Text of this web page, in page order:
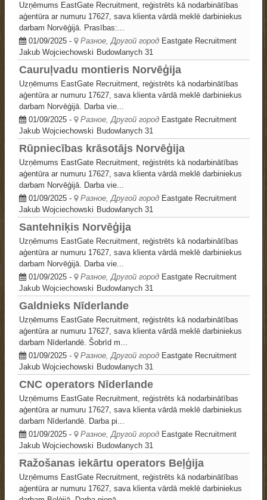
Uzņēmums EastGate Recruitment, reģistrēts kā nodarbinātības
aģentūra ar numuru 17627, sava klienta vārdā meklē darbiniekus
darbam Norvēģijā. Prasības:...
01/09/2025- Разное, Другой город Eastgate Recruitment
Jakub Wojciechowski Budowlanych 31
Cauruļvadu montieris Norvēģija
Uzņēmums EastGate Recruitment, reģistrēts kā nodarbinātības
aģentūra ar numuru 17627, sava klienta vārdā meklē darbiniekus
darbam Norvēģijā. Darba vie...
01/09/2025- Разное, Другой город Eastgate Recruitment
Jakub Wojciechowski Budowlanych 31
Rūpniecības krāsotājs Norvēģija
Uzņēmums EastGate Recruitment, reģistrēts kā nodarbinātības
aģentūra ar numuru 17627, sava klienta vārdā meklē darbiniekus
darbam Norvēģijā. Darba vie...
01/09/2025- Разное, Другой город Eastgate Recruitment
Jakub Wojciechowski Budowlanych 31
Santehniķis Norvēģija
Uzņēmums EastGate Recruitment, reģistrēts kā nodarbinātības
aģentūra ar numuru 17627, sava klienta vārdā meklē darbiniekus
darbam Norvēģijā. Darba vie...
01/09/2025- Разное, Другой город Eastgate Recruitment
Jakub Wojciechowski Budowlanych 31
Galdnieks Nīderlande
Uzņēmums EastGate Recruitment, reģistrēts kā nodarbinātības
aģentūra ar numuru 17627, sava klienta vārdā meklē darbiniekus
darbam Nīderlandē. Šobrīd m...
01/09/2025- Разное, Другой город Eastgate Recruitment
Jakub Wojciechowski Budowlanych 31
CNC operators Nīderlande
Uzņēmums EastGate Recruitment, reģistrēts kā nodarbinātības
aģentūra ar numuru 17627, sava klienta vārdā meklē darbiniekus
darbam Nīderlandē. Darba pi...
01/09/2025- Разное, Другой город Eastgate Recruitment
Jakub Wojciechowski Budowlanych 31
Ražošanas iekārtu operators Beļģija
Uzņēmums EastGate Recruitment, reģistrēts kā nodarbinātības
aģentūra ar numuru 17627, sava klienta vārdā meklē darbiniekus